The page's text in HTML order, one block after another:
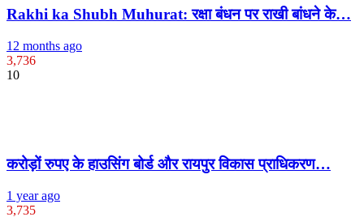
Rakhi ka Shubh Muhurat: रक्षा बंधन पर राखी बांधने के…
12 months ago
3,736
10
करोड़ों रुपए के हाउसिंग बोर्ड और रायपुर विकास प्राधिकरण…
1 year ago
3,735